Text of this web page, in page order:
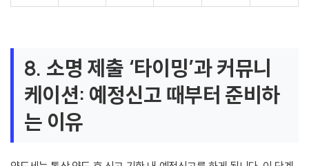
8. 소명 제출 ‘타이밍’과 커뮤니
케이션: 예정신고 때부터 준비하
는 이유